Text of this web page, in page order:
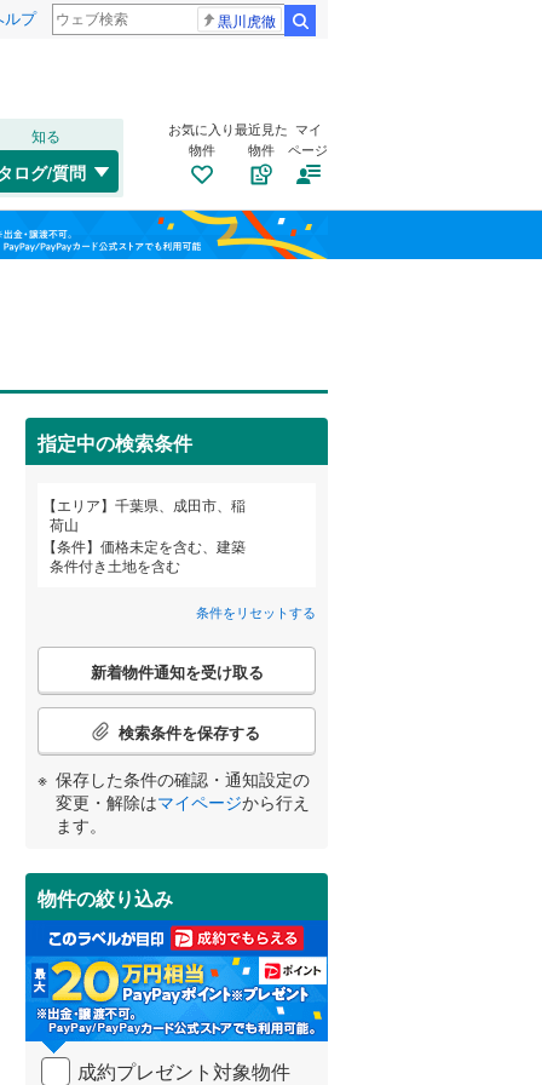
ルプ 黒川虎徹
知る
ログ/質問
お気に入り
物件
最近見た
物件
マイ
ページ
指定中の検索条件
エリア
千葉県、成田市、稲
荷山
条件
価格未定を含む、建築
条件付き土地を含む
条件をリセットする
こ
検
条
件
受
け
取
る
・
条
件
を
新着物件通知を受け取る
検索条件を保存する
保存した条件の確認・通知設定の
変更・解除はマイページから行え
ます。
物件の絞り込み
成約プレゼント対象物件
鹿児島 沖縄
条件をリセットする
稲毛区(57)
美浜区(5)
成田市(50)
旭市(49)
勝浦市(5 )
八千代市(50)
浦安市(22)
八街市(105)
(29)
香取市(4)
大網白里市
香取郡神崎町(0)
山武郡九十九里町(75)
長生郡一宮町(9)
長生郡白子町( 139 )
夷隅郡大多喜町 (2
条件をリセットする
宗吾(1)
東和田(1)
津富浦(5)
成井(1)
条件をリセットする
外房線(0)
成田線(4)
東金線(0)
小湊鐵道(0)
つくばエクスプレス(0)
京成千葉線(0)
北総鉄道北総線(0)
条件をリセットする
条件をリセットする
南道路（0）
古家あり（0）
詳しく見る
条件をリセットする